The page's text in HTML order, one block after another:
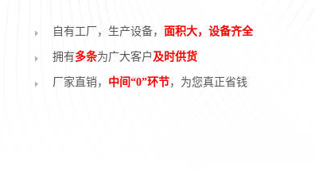
pc板厂家
自有工厂，生产设备， 面积大，设备齐全
拥有多条为广大客户 及时供货
厂家直销， 中间“0”环节，为您真正省钱